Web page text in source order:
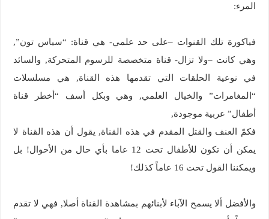
المرء:
فباكورة تلك القنوات –على حد علمي- هي قناة: “سباس تون”,
وهي كانت –ولا تزال- قناة متخصصة للرسوم المتحركة, والسائد
في نوعية الحلقات التي تقدمها هذه القناة, هي مسلسلات
“المغامرات” والخيال العلمي, وهي وبكل أسف “أخطر قناة
أطفال” عربية موجودة,
فكمّ العنف والقتل المقدم في هذه القناة, يقول أن هذه القناة لا
يمكن أن تكون للأطفال تحت 12 عاما بأي حال من الأحوال! بل
ويمكننا القول تحت 16 عاماً كذلك!
والأفضل ألا يسمح الآباء لأبنائهم بمشاهدة القناة أصلا, فهي لا تقدم